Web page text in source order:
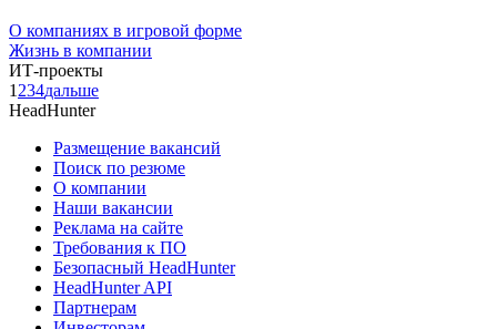
О компаниях в игровой форме
Жизнь в компании
ИТ-проекты
1 234дальше
HeadHunter
Размещение вакансий
Поиск по резюме
О компании
Наши вакансии
Реклама на сайте
Требования к ПО
Безопасный HeadHunter
HeadHunter API
Партнерам